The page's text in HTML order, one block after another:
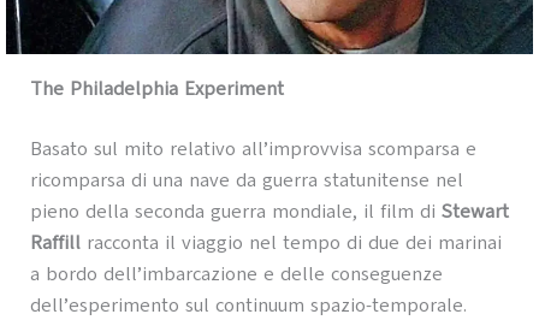
The Philadelphia Experiment
Basato sul mito relativo all’improvvisa scomparsa e
ricomparsa di una nave da guerra statunitense nel
pieno della seconda guerra mondiale, il film di Stewart
Raffillracconta il viaggio nel tempo di due dei marinai
a bordo dell’imbarcazione e delle conseguenze
dell’esperimento sul continuum spazio-temporale.